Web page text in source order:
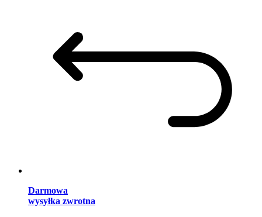
Darmowa
wysyłka zwrotna